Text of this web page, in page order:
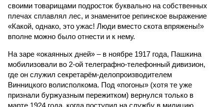
своими товарищами подросток буквально на собственных
плечах сплавлял лес, и знаменитое репинское выражение
«Какой, однако, это ужас! Люди вместо скота впряжены!»
вполне можно было отнести и к нему.
На заре «окаянных дней» – в ноябре 1917 года, Пашкина
мобилизовали во 2-ой телеграфно-телефонный дивизион,
где он служил секретарём-делопроизводителем
Винницкого волисполкома. Под «погоны» (хотя те уже
признали буржуазным пережитком) вернулся только в
марте 1924 года, когда поступил на службу в милицию